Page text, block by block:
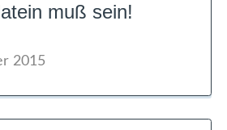
muß sein!
2015